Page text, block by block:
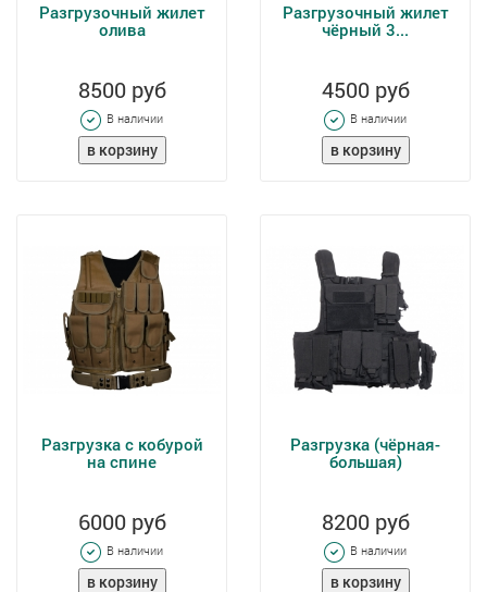
Разгрузочный жилет
олива
8500 руб
В наличии
Разгрузочный жилет
чёрный 3...
4500 руб
В наличии
Разгрузка с кобурой
на спине
6000 руб
В наличии
Разгрузка (чёрная-
большая)
8200 руб
В наличии